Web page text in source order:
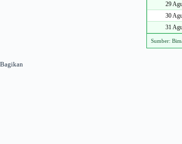
29
30
31
Sumber:
Bagikan